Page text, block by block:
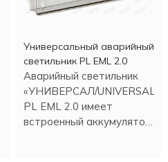
Универсальный аварийный
светильник PL EML 2.0
Аварийный светильник
«УНИВЕРСАЛ/UNIVERSAL»
PL EML 2.0 имеет
встроенный аккумулятор.